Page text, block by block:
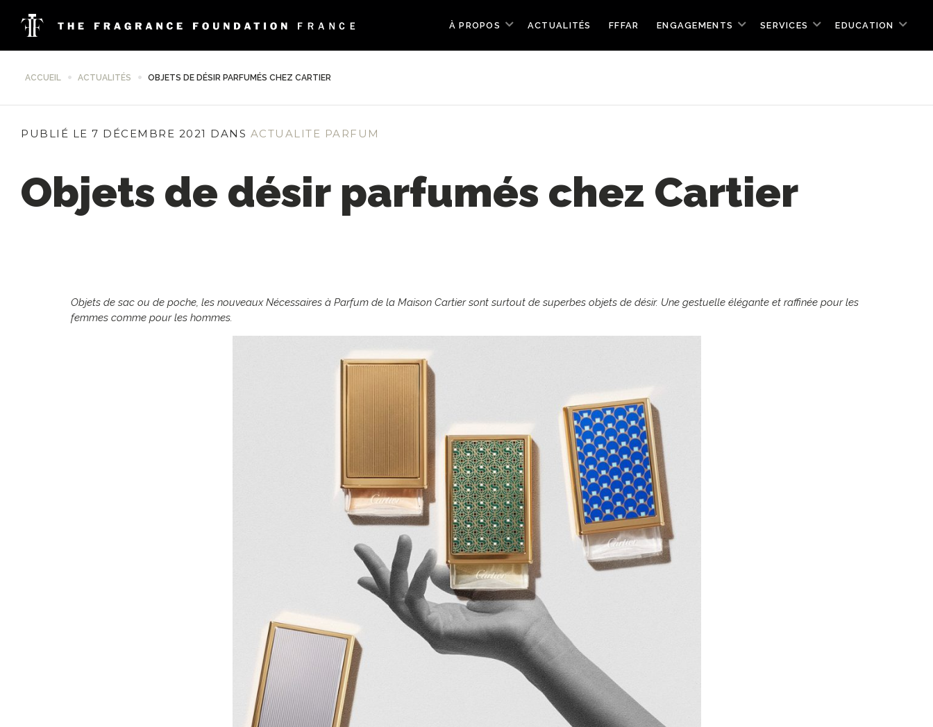
À PROPOS ACTUALITÉS FFFAR ENGAGEMENTS SERVICES EDUCATION
ACCUEIL ACTUALITÉS OBJETS DE DÉSIR PARFUMÉS CHEZ CARTIER
PUBLIÉ LE 7 DÉCEMBRE 2021 DANS ACTUALITE PARFUM
Objets de désir parfumés chez Cartier
Objets de sac ou de poche, les nouveaux Nécessaires à Parfum de la Maison Cartier sont surtout de superbes objets de désir. Une gestuelle élégante et raffinée pour les
femmes comme pour les hommes.